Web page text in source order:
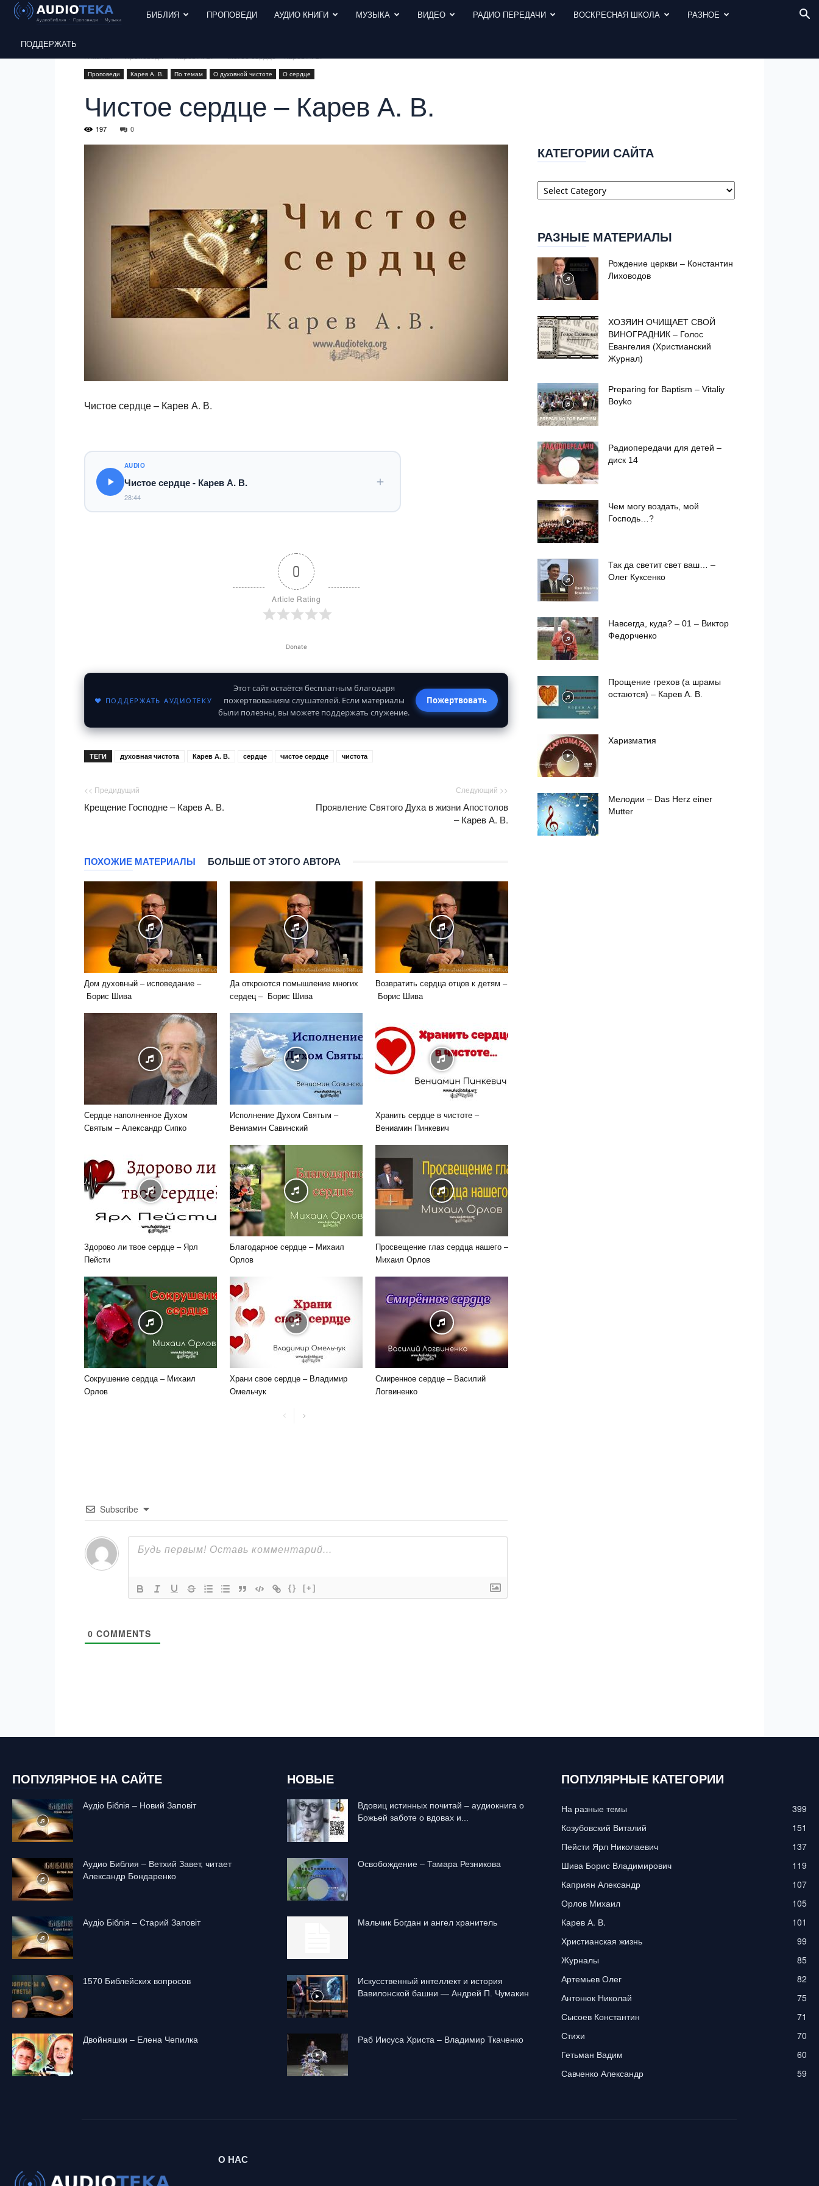
БИБЛИЯ ПРОПОВЕДИ АУДИО КНИГИ МУЗЫКА ВИДЕО РАДИО ПЕРЕДАЧИ ВОСКРЕСНАЯ ШКОЛА РАЗНОЕ
ПОДДЕРЖАТЬ
Проповеди Карев А. В. По темам О духовной чистоте О сердце
Чистое сердце – Карев А. В.
197 0
Чистое сердце – Карев А. В.
AUDIO
Чистое сердце - Карев А. В.
28:44
0
Article Rating
Donate
♥ ПОДДЕРЖАТЬ АУДИОТЕКУ
Этот сайт остаётся бесплатным благодаря
пожертвованиям слушателей. Если материалы
были полезны, вы можете поддержать служение.
Пожертвовать
ТЕГИ духовная чистота Карев А. В. сердце чистое сердце чистота
<< Предидущий
Крещение Господне – Карев А. В.
Следующий >>
Проявление Святого Духа в жизни Апостолов
– Карев А. В.
ПОХОЖИЕ МАТЕРИАЛЫ БОЛЬШЕ ОТ ЭТОГО АВТОРА
Дом духовный – исповедание –
Борис Шива
Да откроются помышление многих
сердец – Борис Шива
Возвратить сердца отцов к детям –
Борис Шива
Сердце наполненное Духом
Святым – Александр Сипко
Исполнение Духом Святым –
Вениамин Савинский
Хранить сердце в чистоте –
Вениамин Пинкевич
Здорово ли твое сердце – Ярл
Пейсти
Благодарное сердце – Михаил
Орлов
Просвещение глаз сердца нашего –
Михаил Орлов
Сокрушение сердца – Михаил
Орлов
Храни свое сердце – Владимир
Омельчук
Смиренное сердце – Василий
Логвиненко
Subscribe
{} [+]
0 COMMENTS
КАТЕГОРИИ САЙТА
Категории
сайта
РАЗНЫЕ МАТЕРИАЛЫ
Рождение церкви – Константин
Лиховодов
ХОЗЯИН ОЧИЩАЕТ СВОЙ
ВИНОГРАДНИК – Голос
Евангелия (Христианский
Журнал)
Preparing for Baptism – Vitaliy
Boyko
Радиопередачи для детей –
диск 14
Чем могу воздать, мой
Господь…?
Так да светит свет ваш… –
Олег Куксенко
Навсегда, куда? – 01 – Виктор
Федорченко
Прощение грехов (а шрамы
остаются) – Карев А. В.
Харизматия
Мелодии – Das Herz einer
Mutter
ПОПУЛЯРНОЕ НА САЙТЕ
Аудіо Біблія – Новий Заповіт
Аудио Библия – Ветхий Завет, читает
Александр Бондаренко
Аудіо Біблія – Старий Заповіт
1570 Библейских вопросов
Двойняшки – Елена Чепилка
НОВЫЕ
Вдовиц истинных почитай – аудиокнига о
Божьей заботе о вдовах и...
Освобождение – Тамара Резникова
Mальчик Богдан и ангел хранитель
Искусственный интеллект и история
Вавилонской башни — Андрей П. Чумакин
Раб Иисуса Христа – Владимир Ткаченко
ПОПУЛЯРНЫЕ КАТЕГОРИИ
На разные темы
399
Козубовский Виталий
151
Пейсти Ярл Николаевич
137
Шива Борис Владимирович
119
Каприян Александр
107
Орлов Михаил
105
Карев А. В.
101
Христианская жизнь
99
Журналы
85
Артемьев Олег
82
Антонюк Николай
75
Сысоев Константин
71
Стихи
70
Гетьман Вадим
60
Савченко Александр
59
О НАС